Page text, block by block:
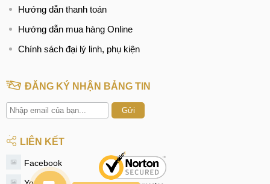
CN 1:120 Thái Hà, Q. Đống Đa
Hotline:037.437.9999
398 Cầu Giấy, Q. Cầu Giấy
Hotline:0338.424242
Tại TP Hồ Chí Minh
CN 4:123 Trần Quang Khải, Quận 1
Hướng dẫn thanh toán
Hướng dẫn mua hàng Online
Chính sách đại lý linh, phụ kiện
ĐĂNG KÝ NHẬN BẢNG TIN
Gửi
LIÊN KẾT
Facebook